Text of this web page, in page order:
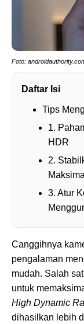
Foto:
Daftar Isi
Tips
1.
HDR
2.
3. Atur
Canggihnya
pengalaman
mudah. Salah
untuk
High Dynamic
dihasilkan lebih